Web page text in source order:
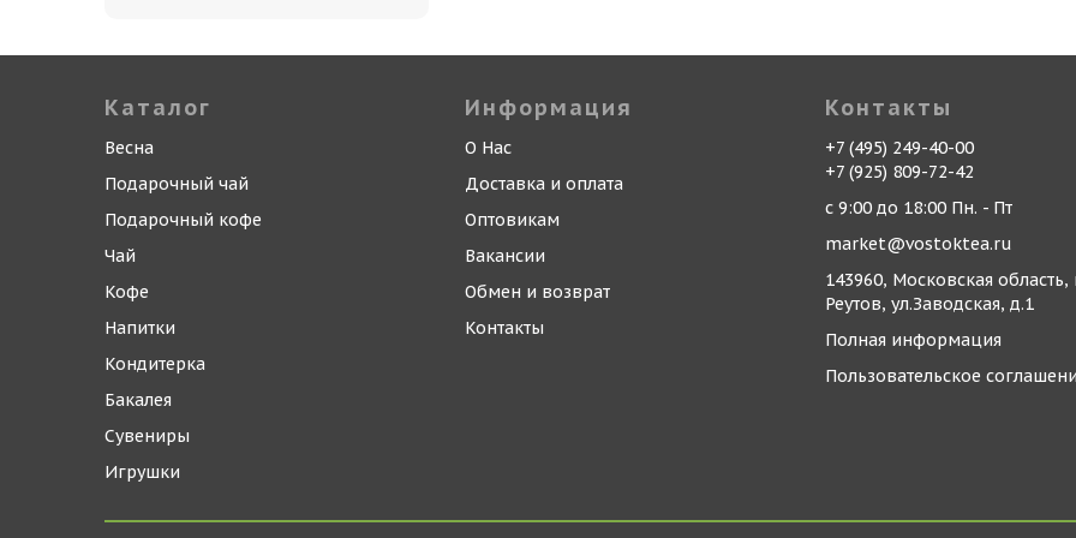
Каталог
Весна
Подарочный чай
Подарочный кофе
Чай
Кофе
Напитки
Кондитерка
Бакалея
Сувениры
Игрушки
Информация
О Нас
Доставка и оплата
Оптовикам
Вакансии
Обмен и возврат
Контакты
Контакты
+7 (495) 249-40-00
+7 (925) 809-72-42
с 9:00 до 18:00 Пн. - Пт
market@vostoktea.ru
143960, Московская область,
Реутов, ул.Заводская, д.1
Полная информация
Пользовательское